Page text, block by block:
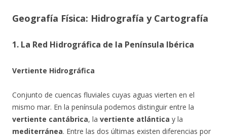
Geografía Física: Hidrografía y Cartografía
1. La Red Hidrográfica de la Península Ibérica
Vertiente Hidrográfica
Conjunto de cuencas fluviales cuyas aguas vierten en el
mismo mar. En la península podemos distinguir entre la
vertiente cantábrica, la vertiente atlántica y la
mediterránea. Entre las dos últimas existen diferencias por